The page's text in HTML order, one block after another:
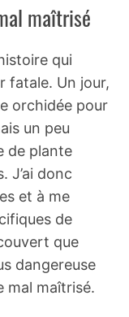
maîtrisé
qui
fatale. Un jour,
orchidée pour
un peu
de plante
J’ai donc
et à me
de
que
dangereuse
mal maîtrisé.